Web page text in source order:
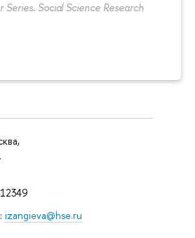
Series. Social Science Research
.
izangieva@hse.ru